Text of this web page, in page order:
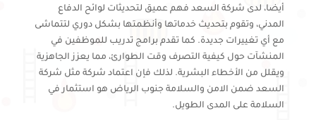
أيضا، لدى شركة السعد فهم عميق لتحديثات لوائح الدفاع
المدني، وتقوم بتحديث خدماتها وأنظمتها بشكل دوري لتتماشى
مع أي تغييرات جديدة. كما تقدم برامج تدريب للموظفين في
المنشآت حول كيفية التصرف وقت الطوارئ، مما يعزز الجاهزية
ويقلل من الأخطاء البشرية. لذلك فإن اعتماد شركة مثل شركة
السعد ضمن الامن والسلامة جنوب الرياض هو استثمار في
السلامة على المدى الطويل.